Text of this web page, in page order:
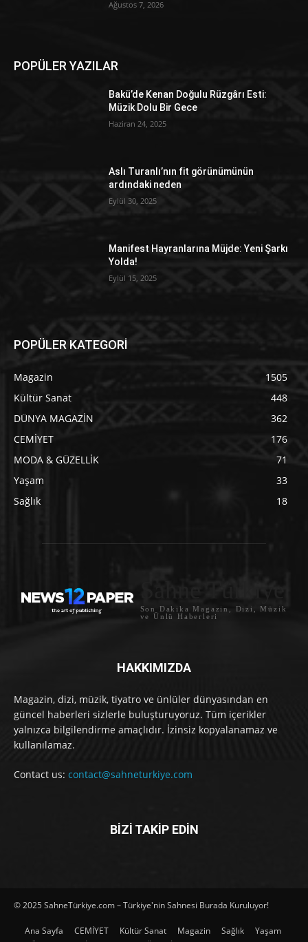
Ağustos 7, 2026
POPÜLER YAZILAR
Bakü’de Kenan Doğulu Rüzgârı Esti:
Müzik Dolu Bir Gece
Haziran 24, 2025
Aslı Turanlı’nın fit görünümünün
ardındaki neden
Eylül 30, 2025
Manifest Hayranlarına Müjde: Yeni Şarkı
Yolda!
Eylül 15, 2025
POPÜLER KATEGORİ
Magazin
1505
Kültür Sanat
448
DÜNYA MAGAZİN
362
CEMİYET
176
MODA & GÜZELLİK
71
Yaşam
33
Sağlık
18
Sahne Türkiye
Son Dakika Magazin, Dizi, Müzik
ve Ünlü Haberleri
HAKKIMIZDA
Magazin, dizi, müzik, tiyatro ve ünlüler dünyasından en
güncel haberleri sizlerle buluşturuyoruz. Tüm içerikler
yalnızca bilgilendirme amaçlıdır. İzinsiz kopyalanamaz ve
kullanılamaz.
Contact us: contact@sahneturkiye.com
BİZİ TAKİP EDİN
© 2025 SahneTürkiye.com – Türkiye'nin Sahnesi Burada Kuruluyor!
Ana Sayfa CEMİYET Kültür Sanat Magazin Sağlık
Yaşam